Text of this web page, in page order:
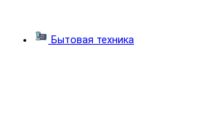
Бытовая техника